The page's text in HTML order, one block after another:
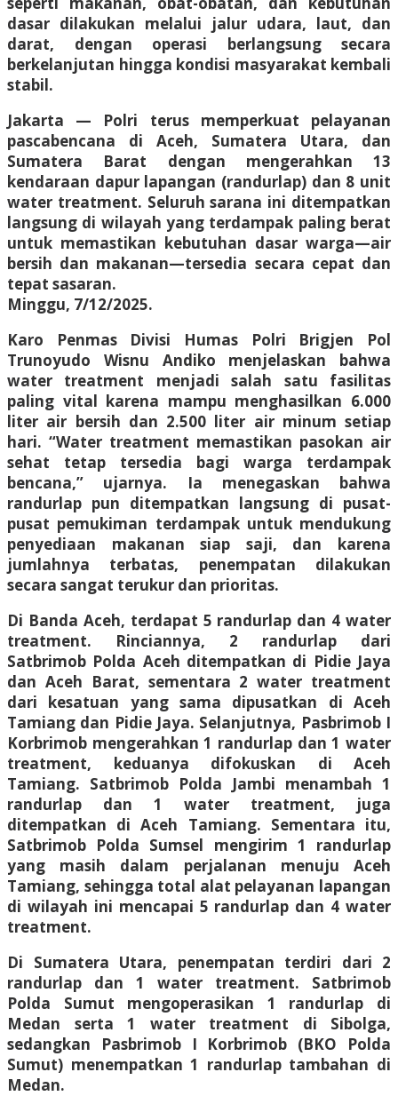
dasar dilakukan melalui jalur udara, laut, dan
darat, dengan operasi berlangsung secara
berkelanjutan hingga kondisi masyarakat kembali
stabil.
Jakarta — Polri terus memperkuat pelayanan
pascabencana di Aceh, Sumatera Utara, dan
Sumatera Barat dengan mengerahkan 13
kendaraan dapur lapangan (randurlap) dan 8 unit
water treatment. Seluruh sarana ini ditempatkan
langsung di wilayah yang terdampak paling berat
untuk memastikan kebutuhan dasar warga—air
bersih dan makanan—tersedia secara cepat dan
tepat sasaran.
Minggu, 7/12/2025.
Karo Penmas Divisi Humas Polri Brigjen Pol
Trunoyudo Wisnu Andiko menjelaskan bahwa
water treatment menjadi salah satu fasilitas
paling vital karena mampu menghasilkan 6.000
liter air bersih dan 2.500 liter air minum setiap
hari. “Water treatment memastikan pasokan air
sehat tetap tersedia bagi warga terdampak
bencana,” ujarnya. Ia menegaskan bahwa
randurlap pun ditempatkan langsung di pusat-
pusat pemukiman terdampak untuk mendukung
penyediaan makanan siap saji, dan karena
jumlahnya terbatas, penempatan dilakukan
secara sangat terukur dan prioritas.
Di Banda Aceh, terdapat 5 randurlap dan 4 water
treatment. Rinciannya, 2 randurlap dari
Satbrimob Polda Aceh ditempatkan di Pidie Jaya
dan Aceh Barat, sementara 2 water treatment
dari kesatuan yang sama dipusatkan di Aceh
Tamiang dan Pidie Jaya. Selanjutnya, Pasbrimob I
Korbrimob mengerahkan 1 randurlap dan 1 water
treatment, keduanya difokuskan di Aceh
Tamiang. Satbrimob Polda Jambi menambah 1
randurlap dan 1 water treatment, juga
ditempatkan di Aceh Tamiang. Sementara itu,
Satbrimob Polda Sumsel mengirim 1 randurlap
yang masih dalam perjalanan menuju Aceh
Tamiang, sehingga total alat pelayanan lapangan
di wilayah ini mencapai 5 randurlap dan 4 water
treatment.
Di Sumatera Utara, penempatan terdiri dari 2
randurlap dan 1 water treatment. Satbrimob
Polda Sumut mengoperasikan 1 randurlap di
Medan serta 1 water treatment di Sibolga,
sedangkan Pasbrimob I Korbrimob (BKO Polda
Sumut) menempatkan 1 randurlap tambahan di
Medan.